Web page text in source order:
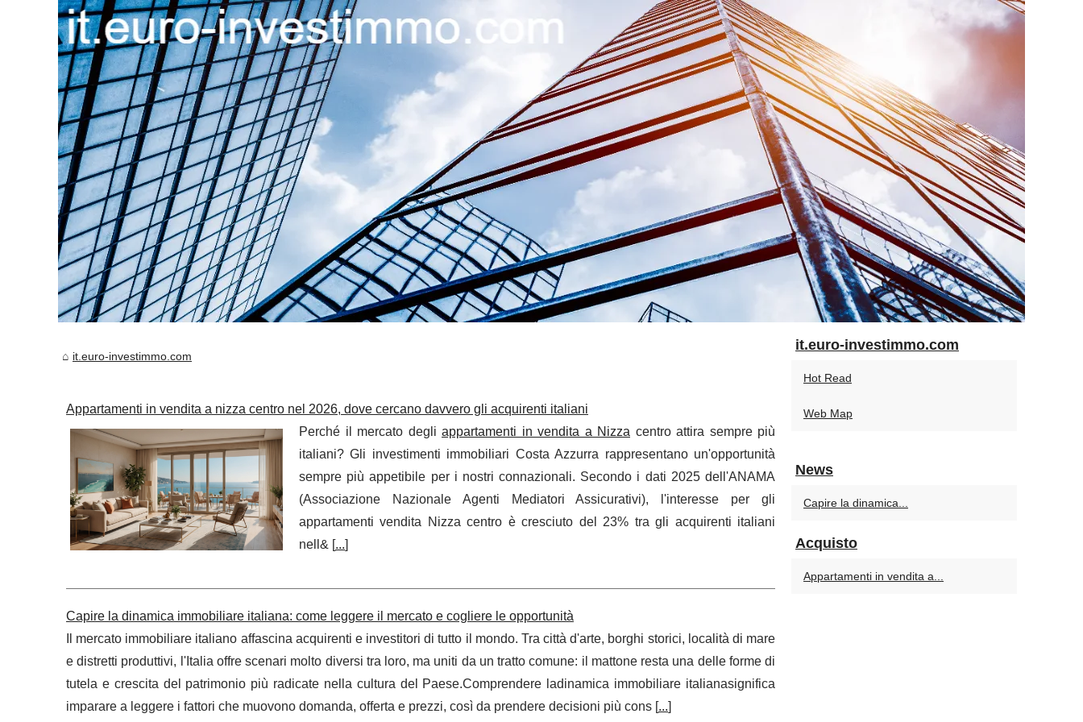
it.euro-investimmo.com
Appartamenti in vendita a nizza centro nel 2026, dove cercano davvero gli acquirenti italiani
Perché il mercato degli appartamenti in vendita a Nizza centro attira sempre più
italiani? Gli investimenti immobiliari Costa Azzurra rappresentano un'opportunità
sempre più appetibile per i nostri connazionali. Secondo i dati 2025 dell'ANAMA
(Associazione Nazionale Agenti Mediatori Assicurativi), l'interesse per gli
appartamenti vendita Nizza centro è cresciuto del 23% tra gli acquirenti italiani
nell& [...]
Capire la dinamica immobiliare italiana: come leggere il mercato e cogliere le opportunità
Il mercato immobiliare italiano affascina acquirenti e investitori di tutto il mondo. Tra città d'arte, borghi storici, località di mare
e distretti produttivi, l'Italia offre scenari molto diversi tra loro, ma uniti da un tratto comune: il mattone resta una delle forme di
tutela e crescita del patrimonio più radicate nella cultura del Paese.Comprendere ladinamica immobiliare italianasignifica
imparare a leggere i fattori che muovono domanda, offerta e prezzi, così da prendere decisioni più cons [...]
it.euro-investimmo.com
Hot Read
Web Map
News
Capire la dinamica...
Acquisto
Appartamenti in vendita a...